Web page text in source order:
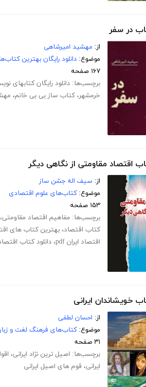
در سفر
از: مهشید امیرشاهی
موضوع: دانلود رایگان بهترین
۱۶۷ صفحه
برچسب‌ها: دانلود رایگان کتابهای
خرمشهر، کتاب ساز بی بی خانم،
اقتصاد مقاومتی از نگاهی دیگر
از: سیف اله جشن ساز
موضوع: کتاب‌های علوم اقتصادی
۱۵۳ صفحه
برچسب‌ها: مفاهیم اقتصاد مقاومتی،
کتاب اقتصاد، بهترین کتاب های
اقتصاد ایران pdf
، دانلود کتاب
خویشاندان ایرانی
از: احسان لطفی
موضوع: کتاب‌های فرهنگ لغت و
۳۱ صفحه
برچسب‌ها: اصیل ترین نژاد ایرانی،
ایرانی، قوم های اصیل ایرانی